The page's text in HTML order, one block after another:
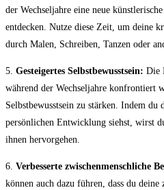
der Wechseljahre eine neue
entdecken. Nutze diese Zeit, um deine
durch Malen, Schreiben, Tanzen oder
5. Gesteigertes Selbstbewusstsein: Die
während der Wechseljahre konfrontiert
Selbstbewusstsein zu stärken. Indem du
persönlichen Entwicklung siehst, wirst
ihnen hervorgehen.
6. Verbesserte zwischenmenschliche
können auch dazu führen, dass du